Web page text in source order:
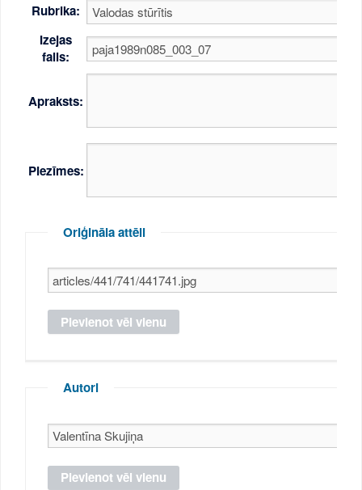
Rubrika:
Izejas
fails:
Apraksts:
Piezīmes:
Oriģināla attēli
Autori